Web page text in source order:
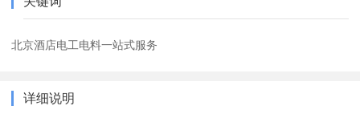
北京酒店电工电料一站式服务
详细说明